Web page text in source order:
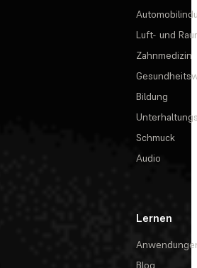
Luft- und
Zahnmedizin
Bildung
Schmuck
Audio
Lernen
Blog